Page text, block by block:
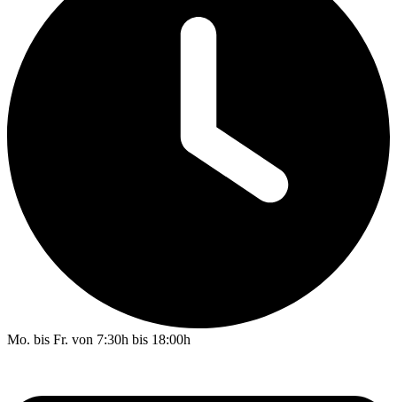
Mo. bis Fr. von 7:30h bis 18:00h